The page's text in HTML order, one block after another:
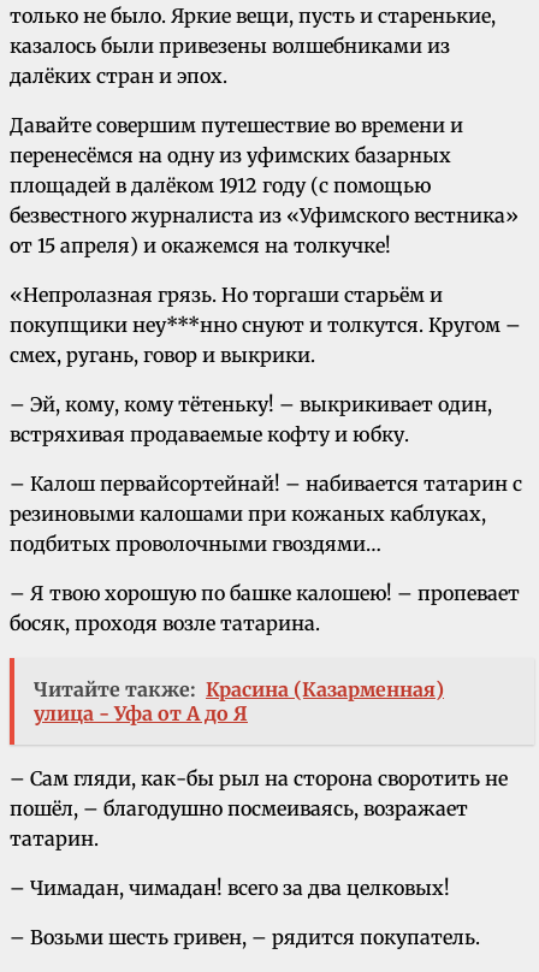
только не было. Яркие вещи, пусть и старенькие,
казалось были привезены вoлшeбниками из
далёких стран и эпох.
Давайте совершим путешествие во времени и
перенесёмся на одну из уфимских базарных
площадей в далёком 1912 году (с помощью
безвестного журналиста из «Уфимского вестника»
от 15 апреля) и окажемся на толкучке!
«Непролазная грязь. Но торгаши старьём и
покупщики неу***нно снуют и толкутся. Кругом –
смех, ругань, говор и выкрики.
– Эй, кому, кому тётеньку! – выкрикивает один,
встряхивая продаваемые кофту и юбку.
– Калош первайсортейнай! – набивается татарин с
резиновыми калошами при кожаных каблуках,
подбитых проволочными гвоздями…
– Я твою хорошую по башке калошею! – пропевает
босяк, проходя возле татарина.
Читайте также: Красина (Казарменная)
улица - Уфа от А до Я
– Сам гляди, как-бы рыл на сторона своротить не
пошёл, – благодушно посмеиваясь, возражает
татарин.
– Чимадан, чимадан! всего за два целковых!
– Возьми шесть гривен, – рядится покупатель.